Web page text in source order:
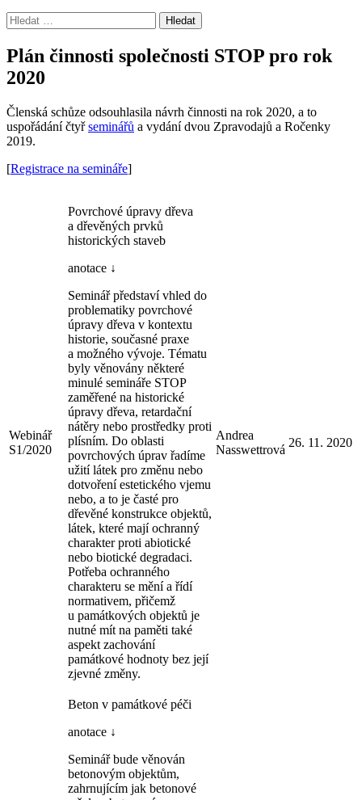
Vyhledávání
Plán činnosti společnosti STOP pro rok
2020
Členská schůze odsouhlasila návrh činnosti na rok 2020, a to
uspořádání čtyřseminářů a vydání dvou Zpravodajů a Ročenky
2019.
[Registrace na semináře]
Webinář
S1/2020
Povrchové úpravy dřeva
a dřevěných prvků
historických staveb
anotace ↓
Seminář představí vhled do
problematiky povrchové
úpravy dřeva v kontextu
historie, současné praxe
a možného vývoje. Tématu
byly věnovány některé
minulé semináře STOP
zaměřené na historické
úpravy dřeva, retardační
nátěry nebo prostředky proti
plísním. Do oblasti
povrchových úprav řadíme
užití látek pro změnu nebo
dotvoření estetického vjemu
nebo, a to je časté pro
dřevěné konstrukce objektů,
látek, které mají ochranný
charakter proti abiotické
nebo biotické degradaci.
Potřeba ochranného
charakteru se mění a řídí
normativem, přičemž
u památkových objektů je
nutné mít na paměti také
aspekt zachování
památkové hodnoty bez její
zjevné změny.
Andrea
Nasswettrová
26. 11. 2020
Beton v památkové péči
anotace ↓
Seminář bude věnován
betonovým objektům,
zahrnujícím jak betonové